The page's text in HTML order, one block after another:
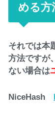
める方
それでは本
方法ですが
ない場合は
NiceHash